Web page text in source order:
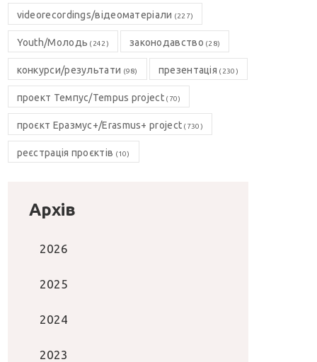
videorecordings/відеоматеріали (227)
Youth/Молодь (242) законодавство (28)
конкурси/результати (98) презентація (230)
проект Темпус/Tempus project(70)
проєкт Еразмус+/Erasmus+ project (730)
реєстрація проєктів (10)
Архів
2026
2025
2024
2023